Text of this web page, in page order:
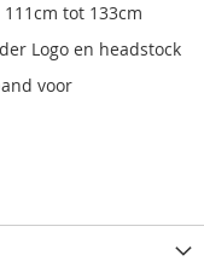
tot 133cm
Logo en headstock
voor